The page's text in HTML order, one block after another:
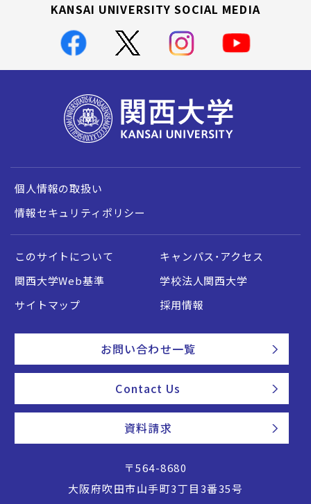
KANSAI UNIVERSITY SOCIAL MEDIA
個人情報の取扱い
情報セキュリティポリシー
このサイトについて
キャンパス・アクセス
関西大学Web基準
学校法人関西大学
サイトマップ
採用情報
お問い合わせ一覧
Contact Us
資料請求
〒564-8680
大阪府吹田市山手町3丁目3番35号